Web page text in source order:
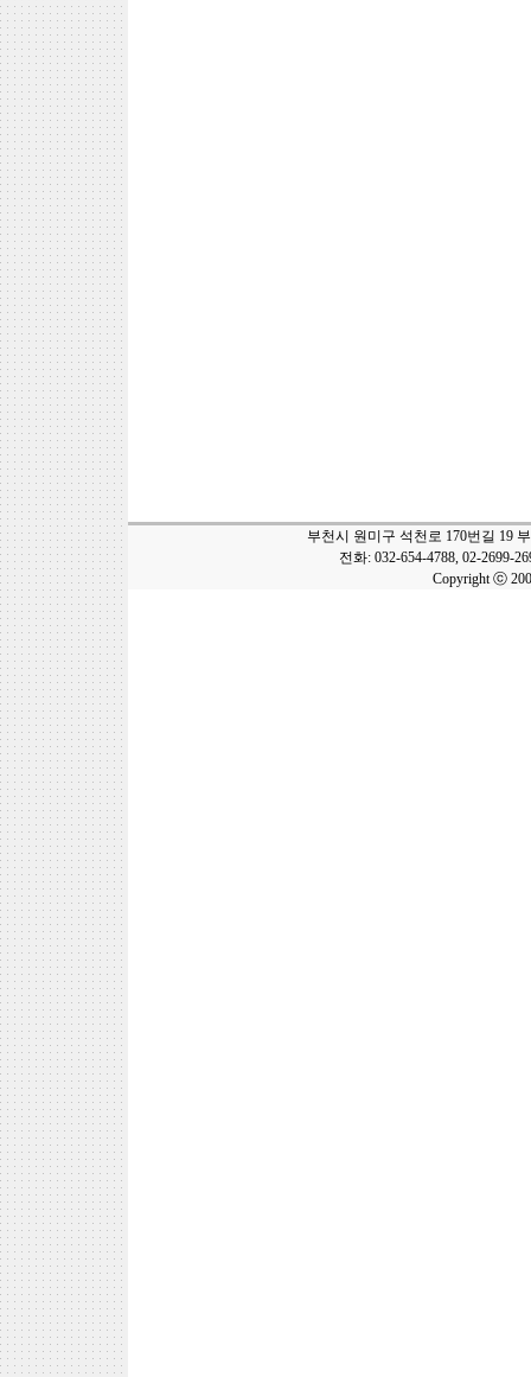
부천시 원미구 석천로 170번길 19
전화: 032-654-4788, 02-2699-
Copyright ⓒ